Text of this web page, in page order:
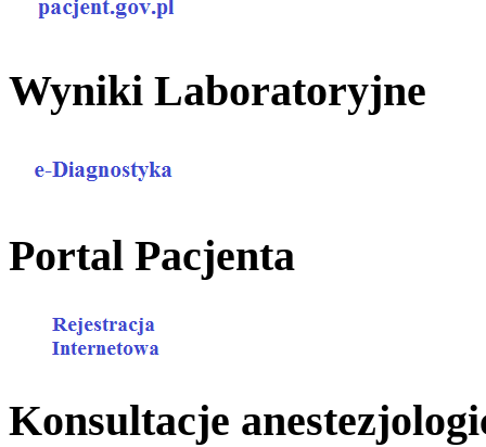
Wyniki Laboratoryjne
Portal Pacjenta
Konsultacje